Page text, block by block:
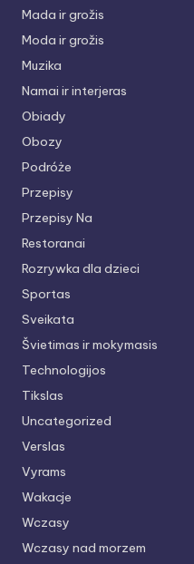
Mada ir grožis
Moda ir grožis
Muzika
Namai ir interjeras
Obiady
Obozy
Podróże
Przepisy
Przepisy Na
Restoranai
Rozrywka dla dzieci
Sportas
Sveikata
Švietimas ir mokymasis
Technologijos
Tikslas
Uncategorized
Verslas
Vyrams
Wakacje
Wczasy
Wczasy nad morzem